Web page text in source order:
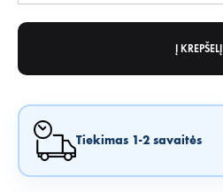
Į KREPŠELĮ
Tiekimas 1-2 savaitės